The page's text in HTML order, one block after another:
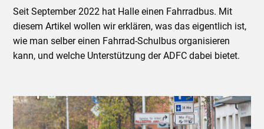
Seit September 2022 hat Halle einen Fahrradbus. Mit
diesem Artikel wollen wir erklären, was das eigentlich ist,
wie man selber einen Fahrrad-Schulbus organisieren
kann, und welche Unterstützung der ADFC dabei bietet.